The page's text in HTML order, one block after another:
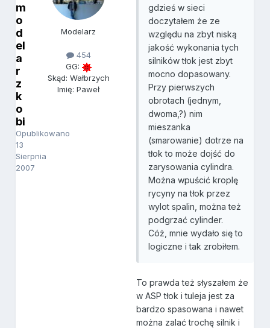
m
o
d
el
a
r
z
k
o
bi
Opublikowano
13
Sierpnia
2007
Modelarz
454
GG:
Skąd: Wałbrzych
Imię: Paweł
gdzieś w sieci
doczytałem że ze
względu na zbyt niską
jakość wykonania tych
silników tłok jest zbyt
mocno dopasowany.
Przy pierwszych
obrotach (jednym,
dwoma,?) nim
mieszanka
(smarowanie) dotrze na
tłok to może dojść do
zarysowania cylindra.
Można wpuścić kroplę
rycyny na tłok przez
wylot spalin, można też
podgrzać cylinder.
Cóż, mnie wydało się to
logiczne i tak zrobiłem.
To prawda też słyszałem że
w ASP tłok i tuleja jest za
bardzo spasowana i nawet
można zalać trochę silnik i